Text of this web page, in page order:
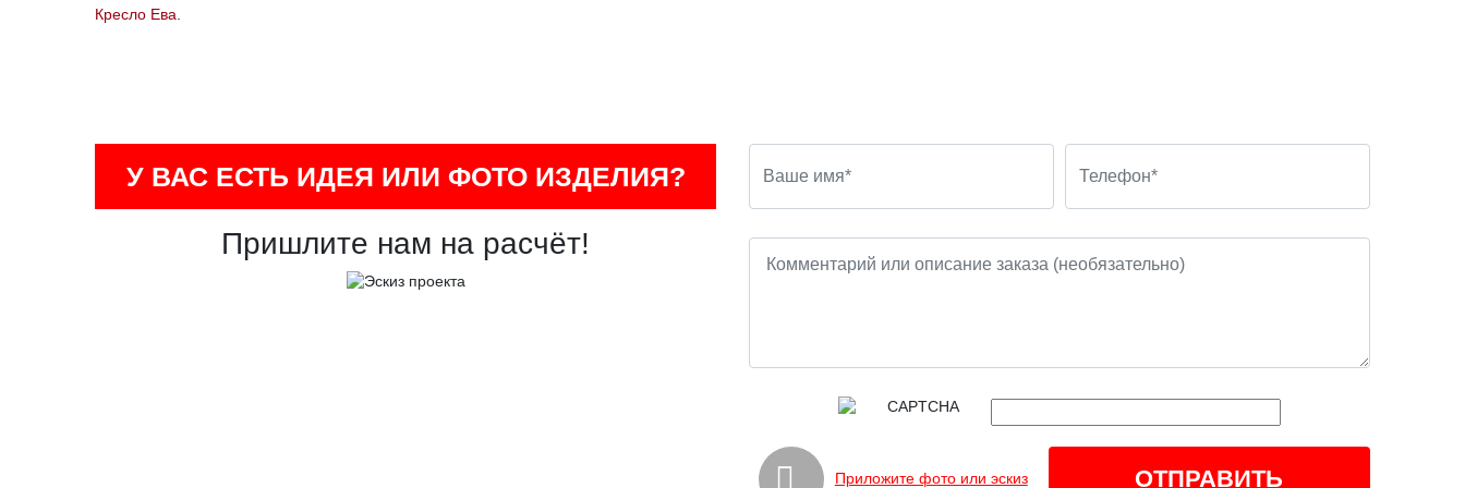
Кресло Ева
У ВАС ЕСТЬ ИДЕЯ ИЛИ ФОТО ИЗДЕЛИЯ?
Пришлите нам на расчёт!
Приложите фото или эскиз